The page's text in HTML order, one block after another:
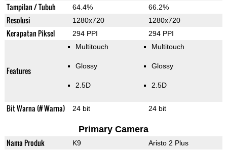
Tampilan / Tubuh 64.4% 66.2%
Resolusi 1280x720 1280x720
Kerapatan Piksel 294 PPI 294 PPI
Features
Multitouch
Glossy
2.5D
Multitouch
Glossy
2.5D
Bit Warna (# Warna) 24 bit 24 bit
Primary Camera
Nama Produk K9 Aristo 2 Plus